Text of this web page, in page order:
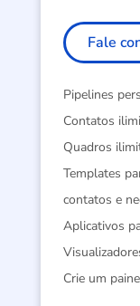
Fale
Pipelines
Contatos
Quadros
Templates
contatos e
Aplicativos
Crie um